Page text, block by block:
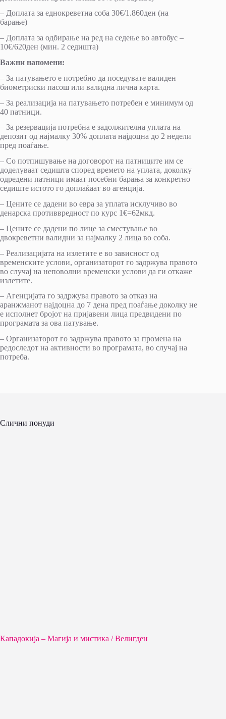
– Доплата за еднокреветна соба 30€/1.860ден (на
барање)
– Доплата за одбирање на ред на седење во автобус –
10€/620ден (мин. 2 седишта)
Важни напомени:
– За патувањето е потребно да поседувате валиден
биометриски пасош или валидна лична карта.
– За реализација на патувањето потребен е минимум од
40 патници.
– За резервација потребна е задолжителна уплата на
депозит од најмалку 30% доплата најдоцна до 2 недели
пред поаѓање.
– Со потпишување на договорот на патниците им се
доделуваат седишта според времето на уплата, доколку
одредени патници имаат посебни барања за конкретно
седиште истото го доплаќаат во агенција.
– Цените се дадени во евра за уплата исклучиво во
денарска противвредност по курс 1€=62мкд.
– Цените се дадени по лице за сместување во
двокреветни валидни за најмалку 2 лица во соба.
– Реализацијата на излетите е во зависност од
временските услови, организаторот го задржува правото
во случај на неповолни временски услови да ги откаже
излетите.
– Агенцијата го задржува правото за отказ на
аранжманот најдоцна до 7 дена пред поаѓање доколку не
е исполнет бројот на пријавени лица предвидени по
програмата за ова патување.
– Организаторот го задржува правото за промена на
редоследот на активности во програмата, во случај на
потреба.
Слични понуди
Кападокија – Магија и мистика / Велигден